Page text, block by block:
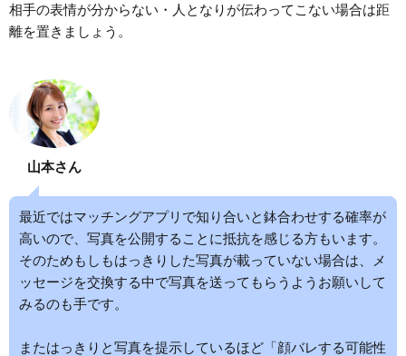
相手の表情が分からない・人となりが伝わってこない場合は距
離を置きましょう。
山本さん
最近ではマッチングアプリで知り合いと鉢合わせする確率が
高いので、写真を公開することに抵抗を感じる方もいます。
そのためもしもはっきりした写真が載っていない場合は、メ
ッセージを交換する中で写真を送ってもらうようお願いして
みるのも手です。
またはっきりと写真を提示しているほど「顔バレする可能性